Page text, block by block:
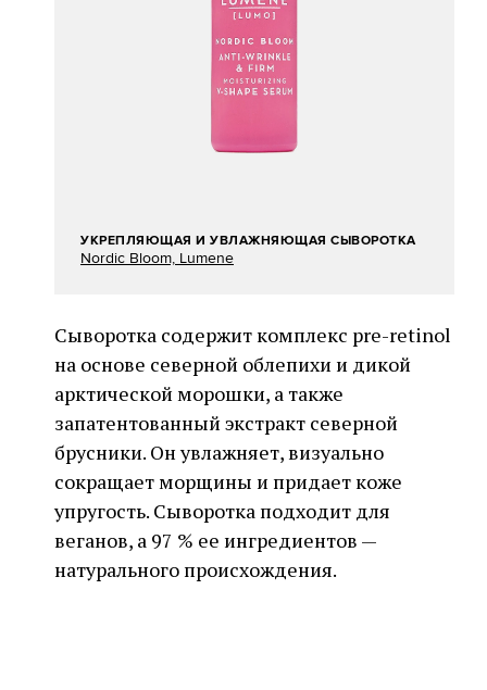
УКРЕПЛЯЮЩАЯ И УВЛАЖНЯЮЩАЯ СЫВОРОТКА
Nordic Bloom, Lumene
Сыворотка содержит комплекс pre-retinol
на основе северной облепихи и дикой
арктической морошки, а также
запатентованный экстракт северной
брусники. Он увлажняет, визуально
сокращает морщины и придает коже
упругость. Сыворотка подходит для
веганов, а 97 % ее ингредиентов —
натурального происхождения.